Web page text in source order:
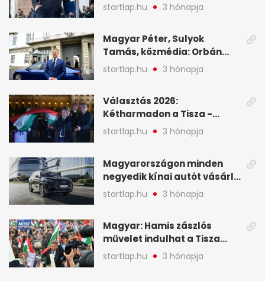
startlap.hu 3 hónapja
Magyar Péter, Sulyok
Tamás, közmédia: Orbán
Viktor április 13. óta hallgat,
közben pörögnek az
startlap.hu 3 hónapja
Választás 2026:
Kétharmadon a Tisza -
mutatjuk, hogyan alakulnak
a mandátumok
startlap.hu 3 hónapja
Magyarországon minden
negyedik kínai autót vásárló
a Chery mellett döntött (X)
startlap.hu 3 hónapja
Magyar: Hamis zászlós
művelet indulhat a Tisza
ellen a választás napján - A
hét legfontosabb eseményei
startlap.hu 3 hónapja